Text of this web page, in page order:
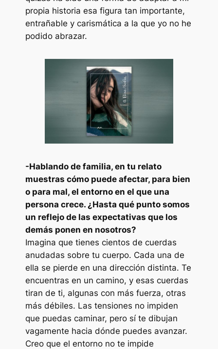
propia historia esa figura tan importante,
entrañable y carismática a la que yo no he
podido abrazar.
-Hablando de familia, en tu relato
muestras cómo puede afectar, para bien
o para mal, el entorno en el que una
persona crece. ¿Hasta qué punto somos
un reflejo de las expectativas que los
demás ponen en nosotros?
Imagina que tienes cientos de cuerdas
anudadas sobre tu cuerpo. Cada una de
ella se pierde en una dirección distinta. Te
encuentras en un camino, y esas cuerdas
tiran de ti, algunas con más fuerza, otras
más débiles. Las tensiones no impiden
que puedas caminar, pero sí te dibujan
vagamente hacia dónde puedes avanzar.
Creo que el entorno no te impide